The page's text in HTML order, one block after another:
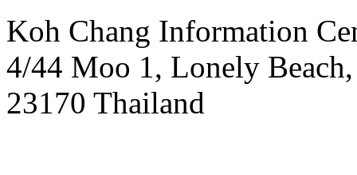
Koh Chang Information
4/44 Moo 1, Lonely
23170 Thailand